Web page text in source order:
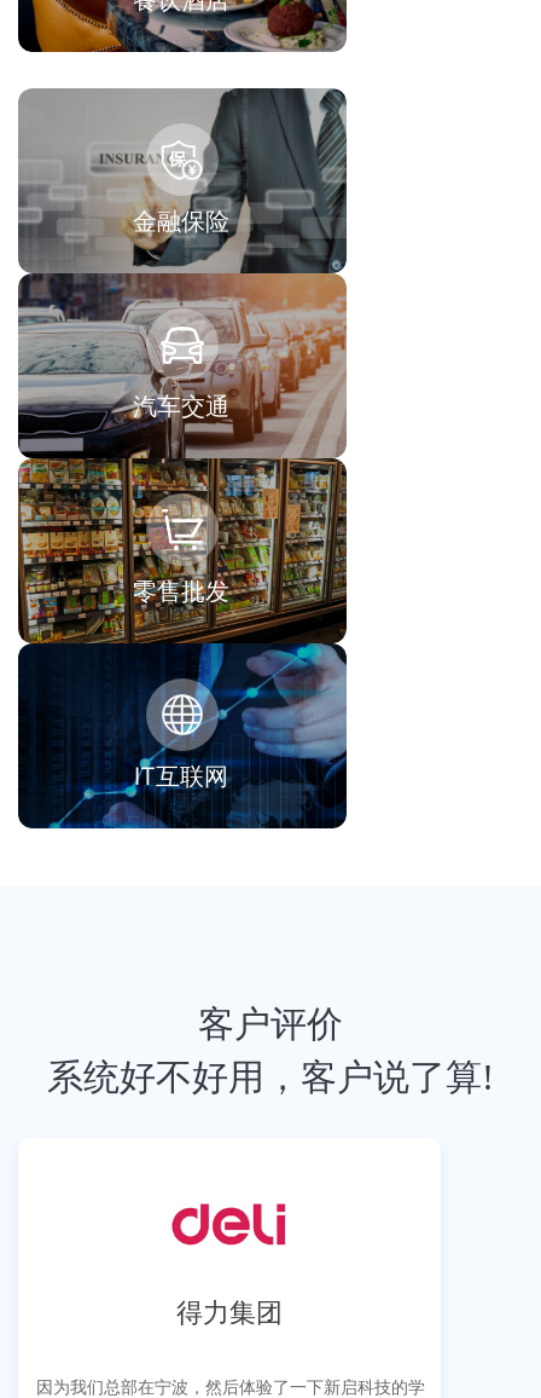
金融保险
汽车交通
零售批发
IT互联网
客户评价
系统好不好用，客户说了算!
得力集团
因为我们总部在宁波，然后体验了一下新启科技的学